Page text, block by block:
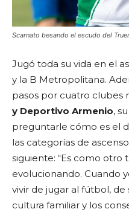
Scarnato besando el escudo del
Jugó toda su vida en el
y la B Metropolitana.
pasos por cuatro clubes
y Deportivo Armenio,
preguntarle cómo es el
las categorías de
siguiente: “Es como otro
evolucionando. Cuando
vivir de jugar al fútbol, de
cultura familiar y los